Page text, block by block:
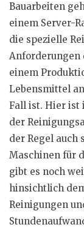
Bauarbeiten
einem Server-
die spezielle
Anforderungen
einem
Lebensmittel
Fall ist. Hier ist
der
der Regel
Maschinen für
gibt es noch
hinsichtlich
Reinigungen